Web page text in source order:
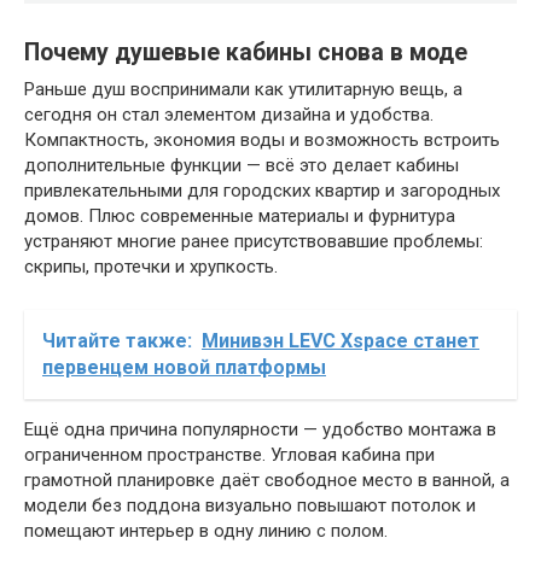
Почему душевые кабины снова в моде
Раньше душ воспринимали как утилитарную вещь, а
сегодня он стал элементом дизайна и удобства.
Компактность, экономия воды и возможность встроить
дополнительные функции — всё это делает кабины
привлекательными для городских квартир и загородных
домов. Плюс современные материалы и фурнитура
устраняют многие ранее присутствовавшие проблемы:
скрипы, протечки и хрупкость.
Читайте также: Минивэн LEVC Xspace станет
первенцем новой платформы
Ещё одна причина популярности — удобство монтажа в
ограниченном пространстве. Угловая кабина при
грамотной планировке даёт свободное место в ванной, а
модели без поддона визуально повышают потолок и
помещают интерьер в одну линию с полом.